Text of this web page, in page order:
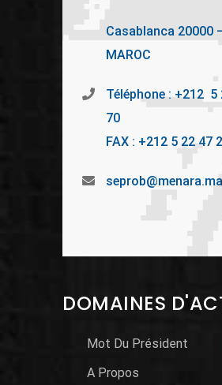
Casablanca 20000
MAROC
Téléphone : +212 5
70
FAX : +212 5 22 47
seprob@menara.ma
DOMAINES
Mot Du Président
A Propos